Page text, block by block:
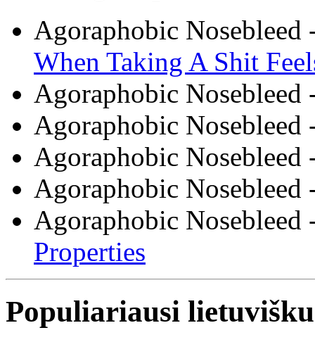
Agoraphobic Nosebleed
When Taking A Shit
Agoraphobic Nosebleed
Agoraphobic Nosebleed
Agoraphobic Nosebleed
Agoraphobic Nosebleed
Agoraphobic Nosebleed
Properties
Populiariausi